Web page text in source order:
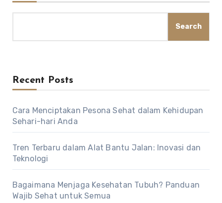
Search
Recent Posts
Cara Menciptakan Pesona Sehat dalam Kehidupan
Sehari-hari Anda
Tren Terbaru dalam Alat Bantu Jalan: Inovasi dan
Teknologi
Bagaimana Menjaga Kesehatan Tubuh? Panduan
Wajib Sehat untuk Semua